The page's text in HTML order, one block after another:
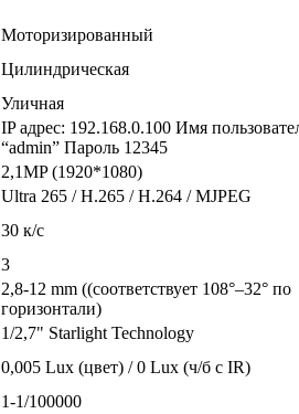
Моторизированный
Цилиндрическая
Уличная
IP адрес: 192.168.0.100 Имя
“admin” Пароль 12345
2,1MP (1920*1080)
Ultra 265 / H.265 / H.264 / MJPEG
30 к/с
3
2,8-12 mm ((соответствует 108°–32° по
горизонтали)
1/2,7" Starlight Technology
0,005 Lux (цвет) / 0 Lux (ч/б c IR)
1-1/100000